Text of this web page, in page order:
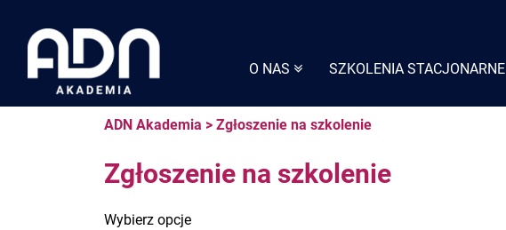
O NAS SZKOLENIA STACJONARNE
content
ADN Akademia > Zgłoszenie na szkolenie
Zgłoszenie na szkolenie
Wybierz opcje